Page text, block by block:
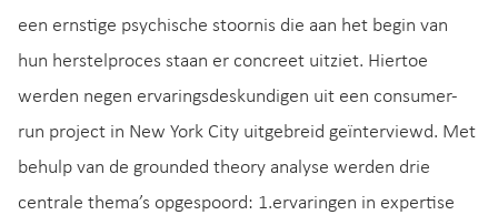
een ernstige psychische stoornis die aan het begin van
hun herstelproces staan er concreet uitziet. Hiertoe
werden negen ervaringsdeskundigen uit een consumer-
run project in New York City uitgebreid geïnterviewd. Met
behulp van de grounded theory analyse werden drie
centrale thema’s opgespoord: 1.ervaringen in expertise